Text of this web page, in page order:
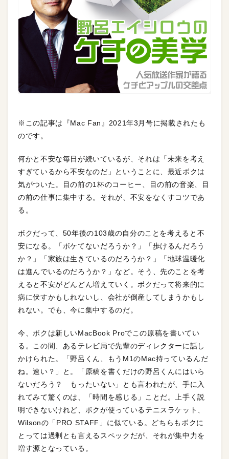
※この記事は『Mac Fan』2021年3月号に掲載されたも
のです。
何かと不安な毎日が続いているが、それは「未来を考え
すぎているから不安なのだ」ということに、最近ボクは
気がついた。目の前の1杯のコーヒー、目の前の音楽、目
の前の仕事に集中する。それが、不安をなくすコツであ
る。
ボクだって、50年後の103歳の自分のことを考えると不
安になる。「ボケてないだろうか？」「歩けるんだろう
か？」「家族は生きているのだろうか？」「地球温暖化
は進んでいるのだろうか？」など。そう、先のことを考
えると不安がどんどん増えていく。ボクだって将来的に
病に伏すかもしれないし、会社が倒産してしまうかもし
れない。でも、今に集中するのだ。
今、ボクは新しいMacBook Proでこの原稿を書いてい
る。この間、あるテレビ局で先輩のディレクターに話し
かけられた。「野呂くん、もうM1のMac持っているんだ
ね。速い？」と。「原稿を書くだけの野呂くんにはいら
ないだろう？ もったいない」とも言われたが、手に入
れてみて驚くのは、「時間を感じる」ことだ。上手く説
明できないけれど、ボクが使っているテニスラケット、
Wilsonの「PRO STAFF」に似ている。どちらもボクに
とっては過剰とも言えるスペックだが、それが集中力を
増す源となっている。